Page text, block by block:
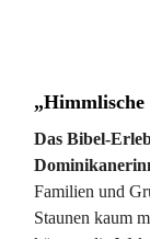
Das Bibel-
Familien und
Staunen kaum